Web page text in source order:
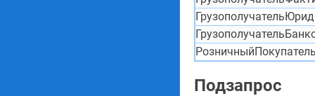
Подзапрос